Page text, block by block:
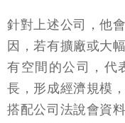
針對上述公司，他
因，若有擴廠或大
有空間的公司，代
長，形成經濟規模
搭配公司法說會資